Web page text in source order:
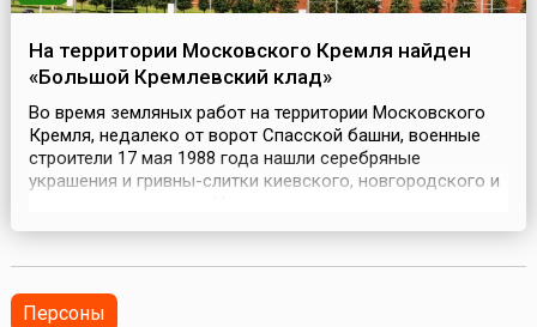
На территории Московского Кремля найден
«Большой Кремлевский клад»
Во время земляных работ на территории Московского
Кремля, недалеко от ворот Спасской башни, военные
строители 17 мая 1988 года нашли серебряные
украшения и гривны-слитки киевского, новгородского и
300 предметов и получила широкую известность как
клад», состоящий из серебряных украшений, которые п...
Персоны